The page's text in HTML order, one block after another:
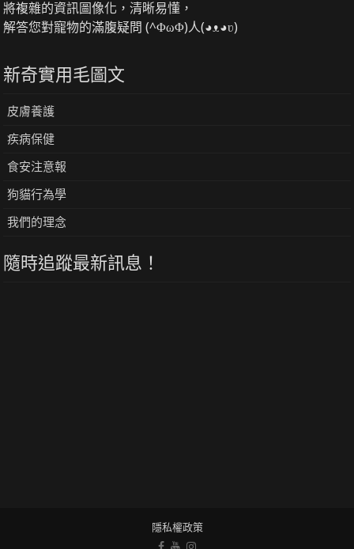
將複雜的資訊圖像化，清晰易懂，
解答您對寵物的滿腹疑問 (^ΦωΦ)人(◕ᴥ◕ʋ)
新奇實用毛圖文
皮膚養護
疾病保健
食安注意報
狗貓行為學
我們的理念
隨時追蹤最新訊息！
隱私權政策